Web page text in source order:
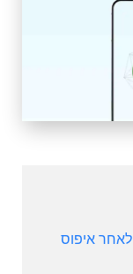
חלק 1. כיצד לשחזר חשבון Google לאחר איפוס